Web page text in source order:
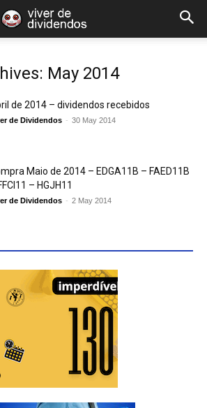
May 2014
de 2014 – dividendos recebidos
de Dividendos - 30 May 2014
Maio de 2014 – EDGA11B – FAED11B
– HGJH11
de Dividendos - 2 May 2014